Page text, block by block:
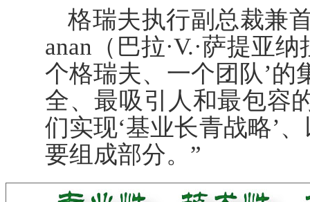
格瑞夫执行副总裁兼
anan（巴拉·V.·萨提亚
个格瑞夫、一个团队’
全、最吸引人和最包容
们实现‘基业长青战略’
要组成部分。”